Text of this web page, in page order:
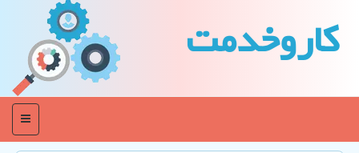
كاروخدمت
منو